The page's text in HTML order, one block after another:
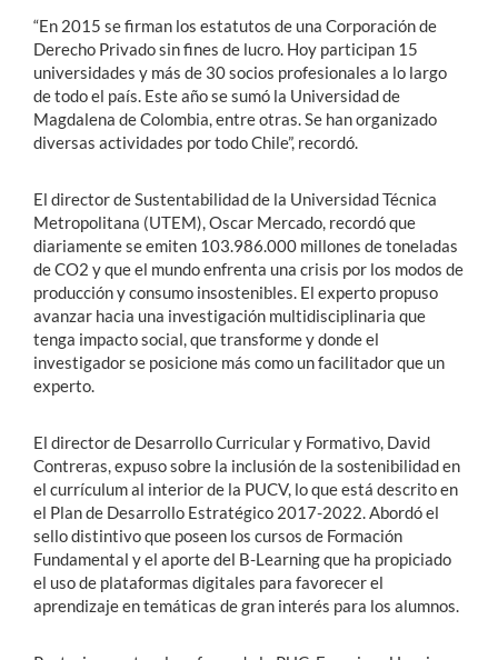
“En 2015 se firman los estatutos de una Corporación de
Derecho Privado sin fines de lucro. Hoy participan 15
universidades y más de 30 socios profesionales a lo largo
de todo el país. Este año se sumó la Universidad de
Magdalena de Colombia, entre otras. Se han organizado
diversas actividades por todo Chile”, recordó.
El director de Sustentabilidad de la Universidad Técnica
Metropolitana (UTEM), Oscar Mercado, recordó que
diariamente se emiten 103.986.000 millones de toneladas
de CO2 y que el mundo enfrenta una crisis por los modos de
producción y consumo insostenibles. El experto propuso
avanzar hacia una investigación multidisciplinaria que
tenga impacto social, que transforme y donde el
investigador se posicione más como un facilitador que un
experto.
El director de Desarrollo Curricular y Formativo, David
Contreras, expuso sobre la inclusión de la sostenibilidad en
el currículum al interior de la PUCV, lo que está descrito en
el Plan de Desarrollo Estratégico 2017-2022. Abordó el
sello distintivo que poseen los cursos de Formación
Fundamental y el aporte del B-Learning que ha propiciado
el uso de plataformas digitales para favorecer el
aprendizaje en temáticas de gran interés para los alumnos.